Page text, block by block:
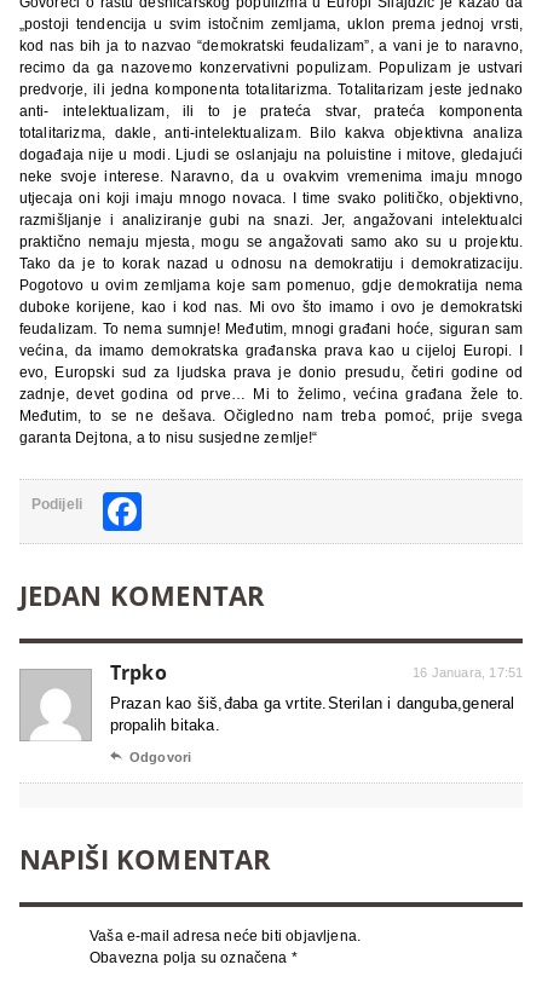
„postoji tendencija u svim istočnim zemljama, uklon prema jednoj vrsti,
kod nas bih ja to nazvao “demokratski feudalizam”, a vani je to naravno,
recimo da ga nazovemo konzervativni populizam. Populizam je ustvari
predvorje, ili jedna komponenta totalitarizma. Totalitarizam jeste jednako
anti- intelektualizam, ili to je prateća stvar, prateća komponenta
totalitarizma, dakle, anti-intelektualizam. Bilo kakva objektivna analiza
događaja nije u modi. Ljudi se oslanjaju na poluistine i mitove, gledajući
neke svoje interese. Naravno, da u ovakvim vremenima imaju mnogo
utjecaja oni koji imaju mnogo novaca. I time svako političko, objektivno,
razmišljanje i analiziranje gubi na snazi. Jer, angažovani intelektualci
praktično nemaju mjesta, mogu se angažovati samo ako su u projektu.
Tako da je to korak nazad u odnosu na demokratiju i demokratizaciju.
Pogotovo u ovim zemljama koje sam pomenuo, gdje demokratija nema
duboke korijene, kao i kod nas. Mi ovo što imamo i ovo je demokratski
feudalizam. To nema sumnje! Međutim, mnogi građani hoće, siguran sam
većina, da imamo demokratska građanska prava kao u cijeloj Europi. I
evo, Europski sud za ljudska prava je donio presudu, četiri godine od
zadnje, devet godina od prve… Mi to želimo, većina građana žele to.
Međutim, to se ne dešava. Očigledno nam treba pomoć, prije svega
garanta Dejtona, a to nisu susjedne zemlje!“
Podijeli
JEDAN KOMENTAR
Trpko 16 Januara, 17:51
Prazan kao šiš,đaba ga vrtite.Sterilan i danguba,general
propalih bitaka.
 Odgovori
NAPIŠI KOMENTAR
Vaša e-mail adresa neće biti objavljena.
Obavezna polja su označena *